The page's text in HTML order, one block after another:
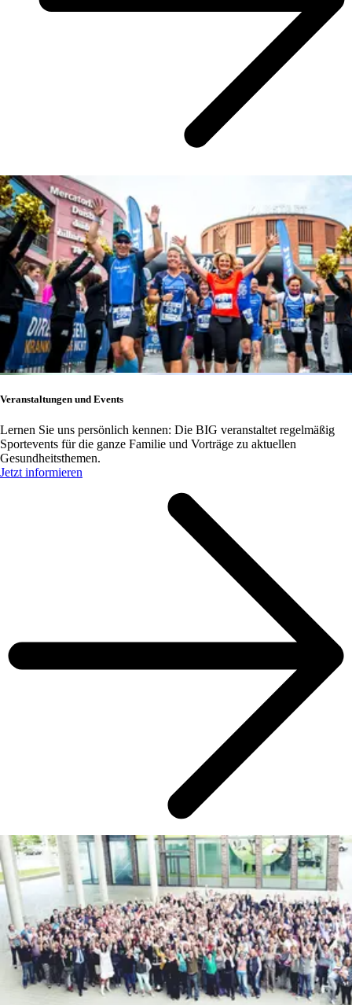
Veranstaltungen und Events
Lernen Sie uns persönlich kennen: Die BIG veranstaltet regelmäßig
Sportevents für die ganze Familie und Vorträge zu aktuellen
Gesundheitsthemen.
Jetzt informieren